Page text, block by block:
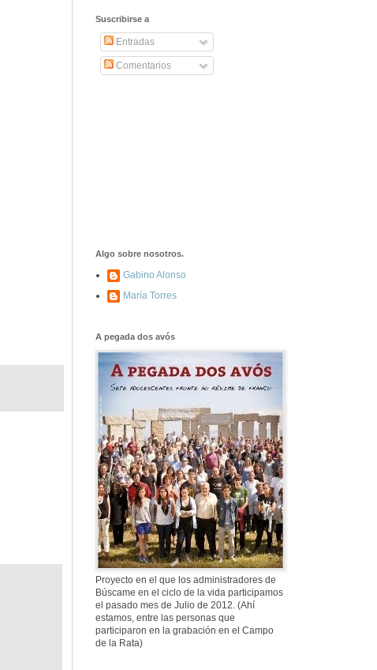
577. Nos fusilaron
fusilaron mal
307. Vuestros
nombres no se han
borrado en la
Historia
Suscribirse a
Entradas
Comentarios
Algo sobre nosotros.
Gabino Alonso
María Torres
A pegada dos avós
Proyecto en el que los administradores de
Búscame en el ciclo de la vida participamos
el pasado mes de Julio de 2012. (Ahí
estamos, entre las personas que
participaron en la grabación en el Campo
de la Rata)